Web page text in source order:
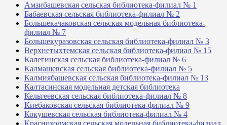
Амзибашевская сельская библиотека-филиал № 1
Бабаевская сельская библиотека-филиал № 2
Большекачаковская сельская модельная библиотека-
филиал № 7
Большекуразовская сельская библиотека-филиал № 3
Верхнетыхтемская сельская библиотека-филиал № 15
Калегинская сельская библиотека-филиал № 6
Калмашевская сельская библиотека-филиал № 5
Калмиябашевская сельская библиотека-филиал № 13
Калтасинская модельная детская библиотека
Кельтеевская сельская библиотека-филиал № 8
Киебаковская сельская библиотека-филиал № 9
Кокушевская сельская библиотека-филиал № 4